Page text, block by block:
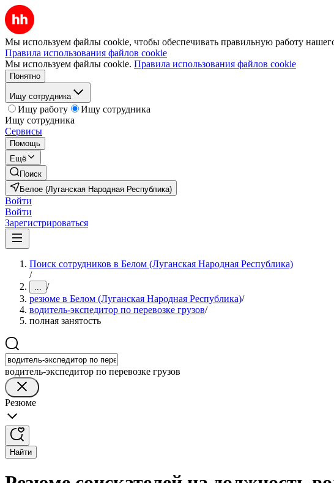
Мы используем файлы cookie, чтобы обеспечивать правильную работу
Правила использования файлов cookie
Мы используем файлы cookie. Правила использования файлов cookie
Понятно
Ищу сотрудника
Ищу работу
Ищу сотрудника
Ищу сотрудника
Сервисы
Помощь
Ещё
Поиск
Белое (Луганская Народная Республика)
Войти
Войти
Зарегистрироваться
Поиск сотрудников в Белом (Луганская Народная Республика)
/
... /
резюме в Белом (Луганская Народная Республика)/
водитель-экспедитор по перевозке грузов/
полная занятость
водитель-экспедитор по перевозке грузов
Резюме
Найти